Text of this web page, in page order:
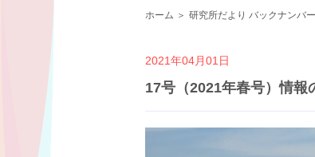
ホーム 研究所だより バックナンバー
2021年04月01日
17号（2021年春号）情報